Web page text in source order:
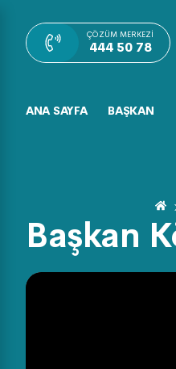
ÇÖZÜM MERKEZI
444 50 78
ANA SAYFA BAŞKAN
Başkan